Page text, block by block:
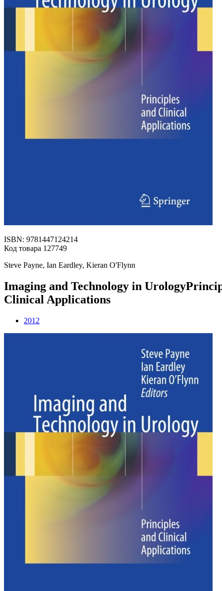
ISBN: 9781447124214
Код товара 127749
Steve Payne, Ian Eardley, Kieran O'Flynn
Imaging and Technology in
Clinical Applications
2012